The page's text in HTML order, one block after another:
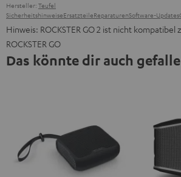
Hersteller: Teufel
SicherheitshinweiseErsatzteileReparaturenSoftware-Updates
Hinweis: ROCKSTER GO 2 ist nicht
ROCKSTER GO
Das könnte dir auch